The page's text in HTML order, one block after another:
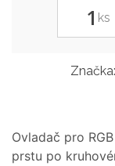
ks
Značka:
Ovladač pro
prstu po